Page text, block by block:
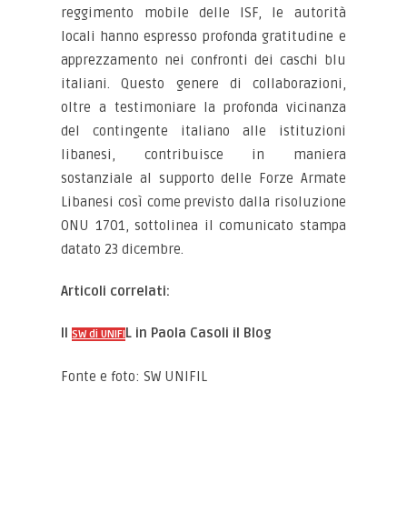
reggimento mobile delle ISF, le autorità
locali hanno espresso profonda gratitudine e
apprezzamento nei confronti dei caschi blu
italiani. Questo genere di collaborazioni,
oltre a testimoniare la profonda vicinanza
del contingente italiano alle istituzioni
libanesi, contribuisce in maniera
sostanziale al supporto delle Forze Armate
Libanesi così come previsto dalla risoluzione
ONU 1701, sottolinea il comunicato stampa
datato 23 dicembre.
Articoli correlati:
IlSW di UNIFI L in Paola Casoli il Blog
Fonte e foto: SW UNIFIL